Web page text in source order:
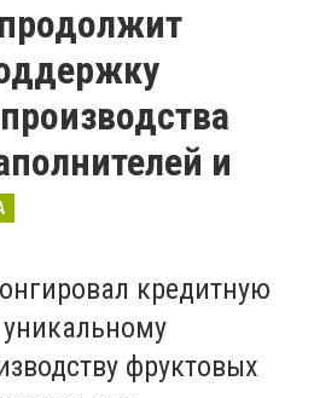
и
кредитную
фруктовых